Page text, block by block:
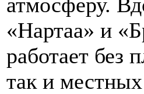
«Нартаа» и
работает без
так и